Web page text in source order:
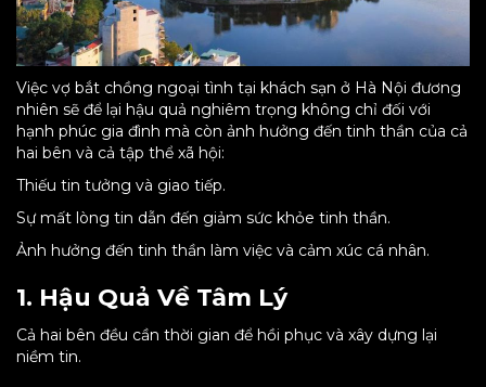
Việc vợ bắt chồng ngoại tình tại khách sạn ở Hà Nội đương
nhiên sẽ để lại hậu quả nghiêm trọng không chỉ đối với
hạnh phúc gia đình mà còn ảnh hưởng đến tinh thần của cả
hai bên và cả tập thể xã hội:
Thiếu tin tưởng và giao tiếp.
Sự mất lòng tin dẫn đến giảm sức khỏe tinh thần.
Ảnh hưởng đến tinh thần làm việc và cảm xúc cá nhân.
1. Hậu Quả Về Tâm Lý
Cả hai bên đều cần thời gian để hồi phục và xây dựng lại
niềm tin.